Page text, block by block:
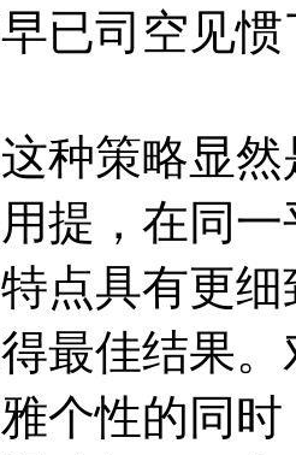
已司空见惯
种策略显
提，在同
点具有更
最佳结果
个性的同